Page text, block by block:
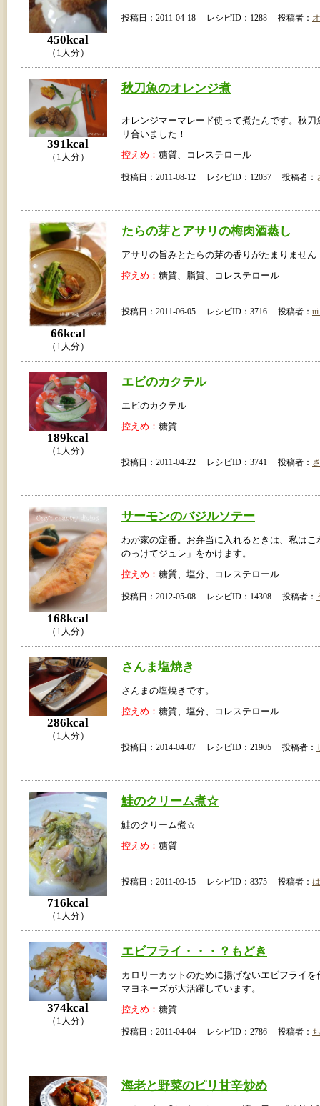
450kcal
（1人分）
投稿日：2011-04-18 レシピID：1288 投稿者：
391kcal
（1人分）
秋刀魚のオレンジ煮
オレンジマーマレード使って煮たんです。秋刀
リ合いました！
控えめ： 糖質、コレステロール
投稿日：2011-08-12 レシピID：12037 投稿者：
66kcal
（1人分）
たらの芽とアサリの梅肉酒蒸し
アサリの旨みとたらの芽の香りがたまりません
控えめ： 糖質、脂質、コレステロール
投稿日：2011-06-05 レシピID：3716 投稿者：
189kcal
（1人分）
エビのカクテル
エビのカクテル
控えめ： 糖質
投稿日：2011-04-22 レシピID：3741 投稿者：
168kcal
（1人分）
サーモンのバジルソテー
わが家の定番。お弁当に入れるときは、私はこ
のっけてジュレ」をかけます。
控えめ： 糖質、塩分、コレステロール
投稿日：2012-05-08 レシピID：14308 投稿者：
286kcal
（1人分）
さんま塩焼き
さんまの塩焼きです。
控えめ： 糖質、塩分、コレステロール
投稿日：2014-04-07 レシピID：21905 投稿者：
716kcal
（1人分）
鮭のクリーム煮☆
鮭のクリーム煮☆
控えめ： 糖質
投稿日：2011-09-15 レシピID：8375 投稿者：
374kcal
（1人分）
エビフライ・・・？もどき
カロリーカットのために揚げないエビフライを
マヨネーズが大活躍しています。
控えめ： 糖質
投稿日：2011-04-04 レシピID：2786 投稿者：
海老と野菜のピリ甘辛炒め